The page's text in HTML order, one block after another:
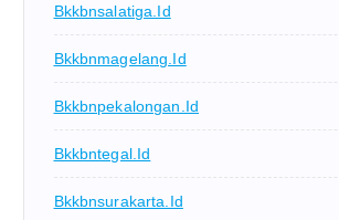
Bkkbnsalatiga.id
Bkkbnmagelang.id
Bkkbnpekalongan.id
Bkkbntegal.id
Bkkbnsurakarta.id